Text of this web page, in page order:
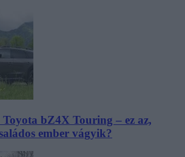
bZ4X Touring – ez az,
ember vágyik?